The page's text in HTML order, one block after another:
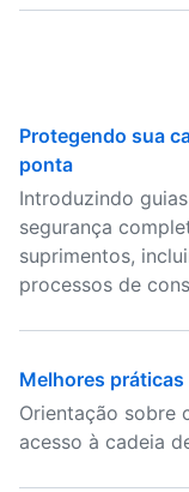
Protegendo sua
ponta
Introduzindo
segurança
suprimentos,
processos de
Melhores
Orientação sobre
acesso à cadeia